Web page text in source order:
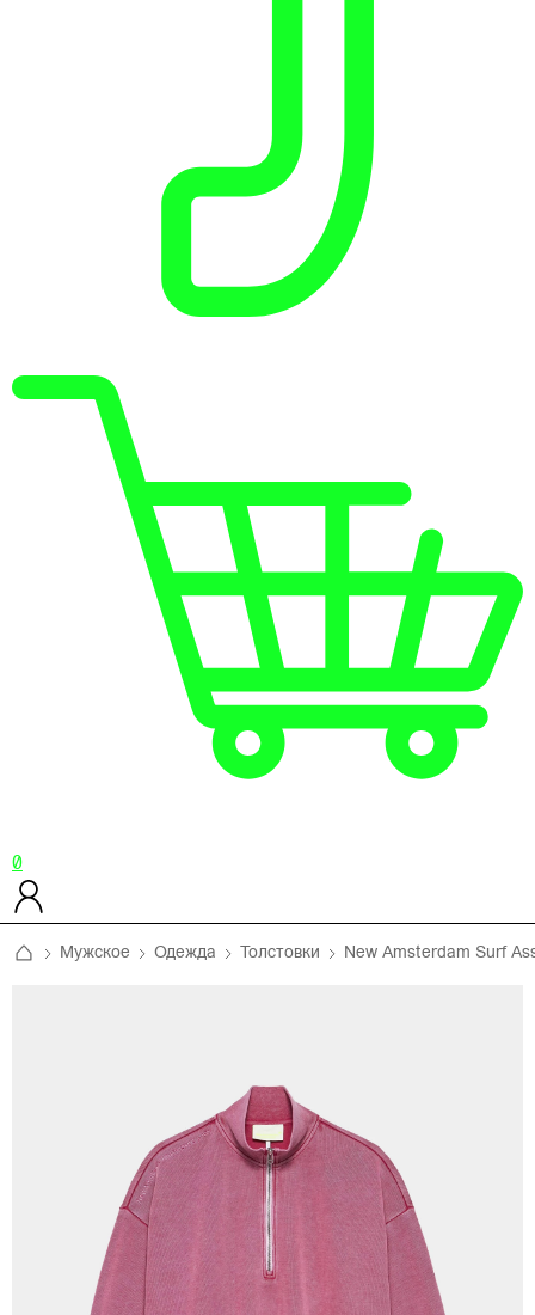
0
Мужское Одежда Толстовки New Amsterdam Surf